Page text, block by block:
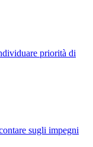
priorità di
sugli impegni